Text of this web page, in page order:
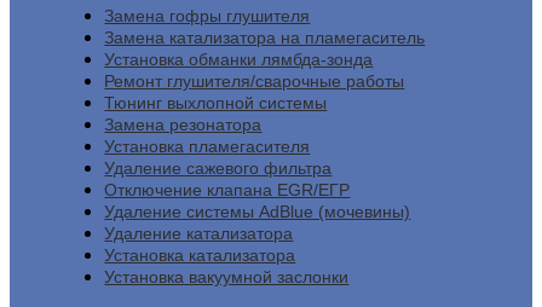
Замена гофры глушителя
Замена катализатора на пламегаситель
Установка обманки лямбда-зонда
Ремонт глушителя/сварочные работы
Тюнинг выхлопной системы
Замена резонатора
Установка пламегасителя
Удаление сажевого фильтра
Отключение клапана EGR/ЕГР
Удаление системы AdBlue (мочевины)
Удаление катализатора
Установка катализатора
Установка вакуумной заслонки